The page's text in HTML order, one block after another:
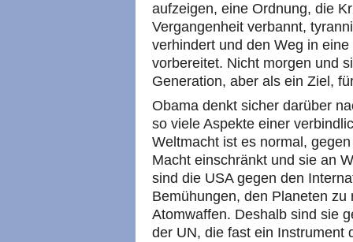
aufzeigen, eine Ordnung, die
Vergangenheit verbannt,
verhindert und den Weg in
vorbereitet. Nicht morgen und
Generation, aber als ein Ziel,
Obama denkt sicher darüber
so viele Aspekte einer
Weltmacht ist es normal,
Macht einschränkt und sie an
sind die USA gegen den
Bemühungen, den Planeten
Atomwaffen. Deshalb sind sie
der UN, die fast ein Instrument